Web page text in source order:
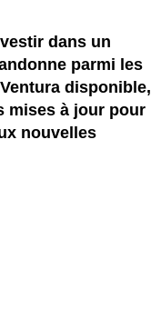
dans un
parmi les
disponible,
mises à jour pour
nouvelles